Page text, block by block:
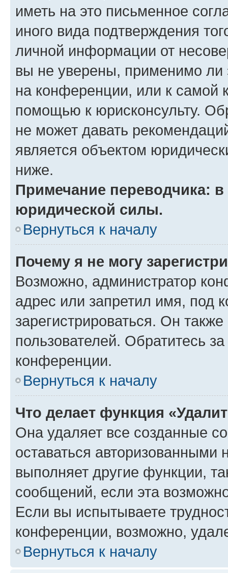
иметь на это письменное
иного вида подтверждения
личной информации от
вы не уверены, применимо ли
на конференции, или к самой
помощью к юрисконсульту.
не может давать
является объектом
ниже.
Примечание переводчика:
юридической силы.
Вернуться к началу
Почему я не могу
Возможно, администратор
адрес или запретил имя, под
зарегистрироваться. Он
пользователей. Обратитесь
конференции.
Вернуться к началу
Что делает функция
Она удаляет все созданные
оставаться авторизованными
выполняет другие функции,
сообщений, если эта
Если вы испытываете
конференции, возможно,
Вернуться к началу